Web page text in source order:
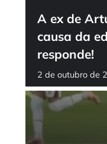
A ex de
causa da
responde!
2 de outubro de